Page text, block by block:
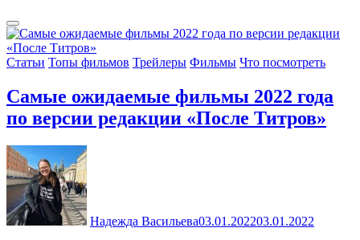
Статьи Топы фильмов Трейлеры Фильмы Что посмотреть
Самые ожидаемые фильмы 2022 года
по версии редакции «После Титров»
Надежда Васильева03.01.202203.01.2022